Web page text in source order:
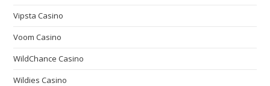
Vipsta Casino
Voom Casino
WildChance Casino
Wildies Casino